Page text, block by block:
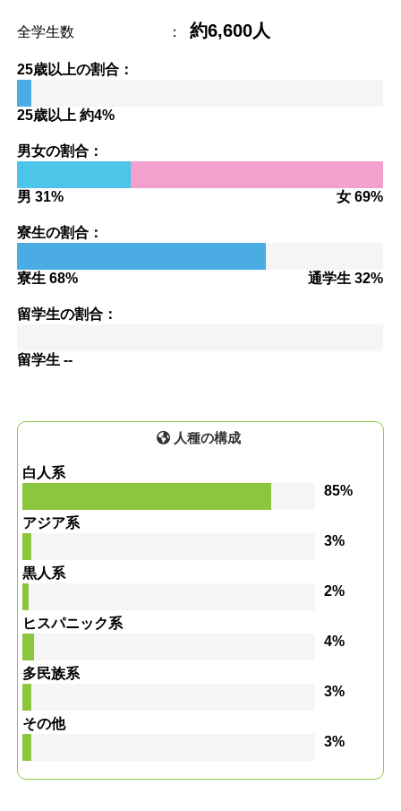
全学生数 ： 約6,600人
25歳以上の割合：
25歳以上 約4%
男女の割合：
男 31% 女 69%
寮生の割合：
寮生 68% 通学生 32%
留学生の割合：
留学生 --
人種の構成
白人系
85%
アジア系
3%
黒人系
2%
ヒスパニック系
4%
多民族系
3%
その他
3%